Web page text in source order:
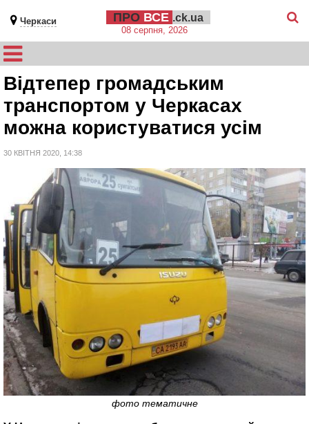
Черкаси ПРО ВСЕ .ck.ua
08 серпня, 2026
Відтепер громадським
транспортом у Черкасах
можна користуватися усім
30 КВІТНЯ 2020, 14:38
фото тематичне